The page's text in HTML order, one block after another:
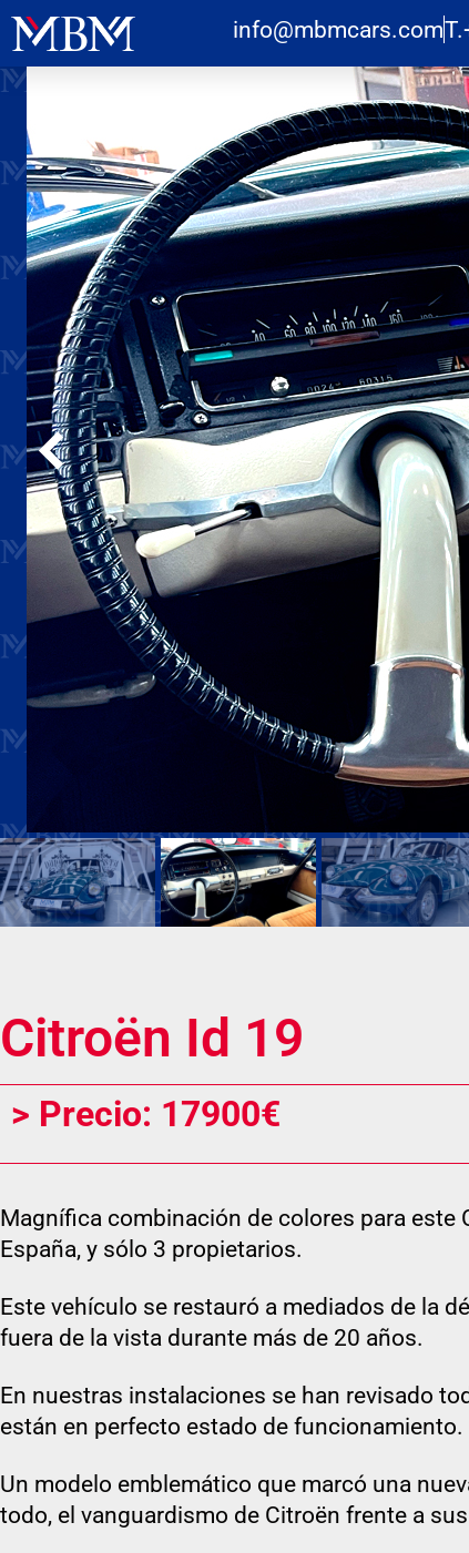
info@mbmcars.com
Citroën Id 19
> Precio: 17900€
Magnífica combinación de colores para este
España, y sólo 3 propietarios.
Este vehículo se restauró a mediados de la
fuera de la vista durante más de 20 años.
En nuestras instalaciones se han revisado
están en perfecto estado de funcionamiento.
Un modelo emblemático que marcó una
todo, el vanguardismo de Citroën frente a